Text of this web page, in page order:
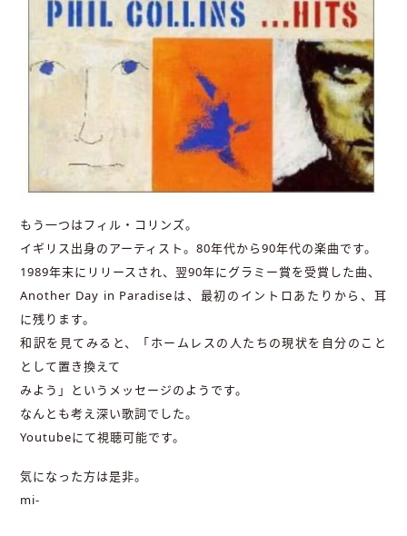
もう一つはフィル・コリンズ。
イギリス出身のアーティスト。80年代から90年代の楽曲です。
1989年末にリリースされ、翌90年にグラミー賞を受賞した曲、
Another Day in Paradiseは、最初のイントロあたりから、耳
に残ります。
和訳を見てみると、「ホームレスの人たちの現状を自分のこと
として置き換えて
みよう」というメッセージのようです。
なんとも考え深い歌詞でした。
Youtubeにて視聴可能です。
気になった方は是非。
mi-